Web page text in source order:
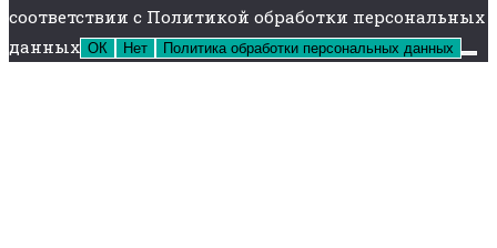
соответствии с Политикой обработки персональных
данных ОК Нет Политика обработки персональных данных